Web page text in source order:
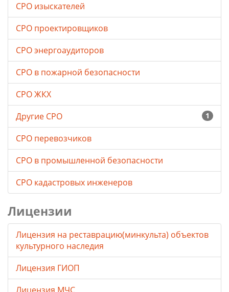
СРО изыскателей
СРО проектировщиков
СРО энергоаудиторов
СРО в пожарной безопасности
СРО ЖКХ
1
Другие СРО
СРО перевозчиков
СРО в промышленной безопасности
СРО кадастровых инженеров
Лицензии
Лицензия на реставрацию(минкульта) объектов
культурного наследия
Лицензия ГИОП